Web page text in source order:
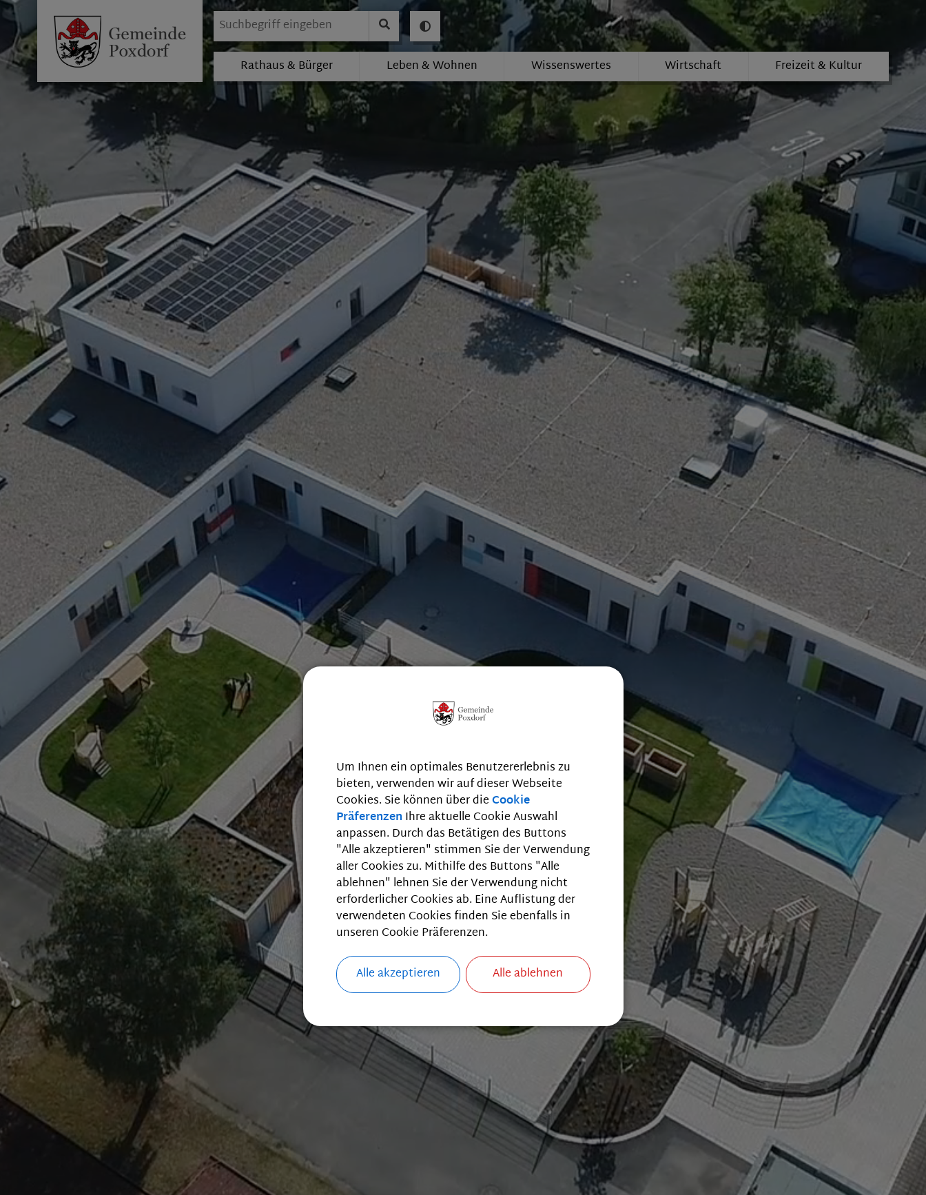
Rathaus & Bürger Leben & Wohnen Wissenswertes Wirtschaft Freizeit & Kultur
Um Ihnen ein optimales Benutzererlebnis zu
bieten, verwenden wir auf dieser Webseite
Cookies. Sie können über dieCookie
Präferenzen Ihre aktuelle Cookie Auswahl
anpassen. Durch das Betätigen des Buttons
"Alle akzeptieren" stimmen Sie der Verwendung
aller Cookies zu. Mithilfe des Buttons "Alle
ablehnen" lehnen Sie der Verwendung nicht
erforderlicher Cookies ab. Eine Auflistung der
verwendeten Cookies finden Sie ebenfalls in
unseren Cookie Präferenzen.
Alle akzeptieren Alle ablehnen